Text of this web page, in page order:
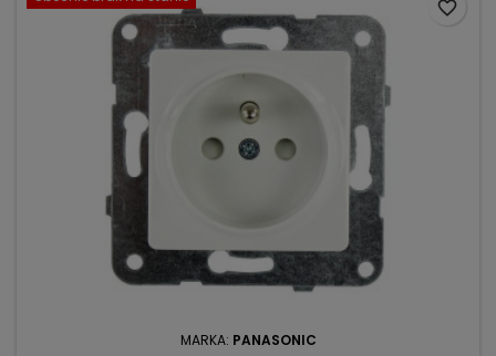
MARKA: PANASONIC
favorite_border